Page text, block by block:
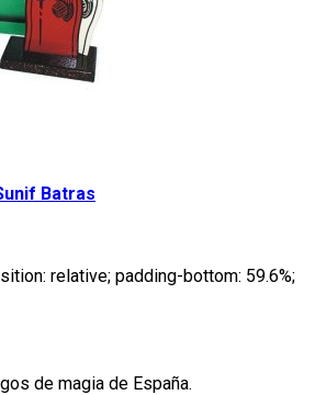
Batras
relative; padding-bottom: 59.6%;
de magia de España.